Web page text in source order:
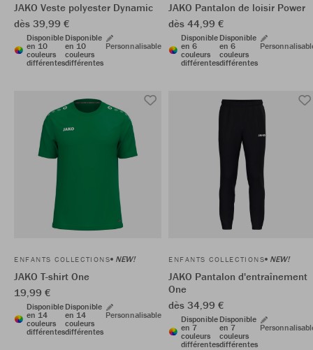
JAKO Veste polyester Dynamic
dès 39,99 €
Disponible
en 10
couleurs
différentes
Disponible
en 10
couleurs
différentes
Personnalisable
JAKO Pantalon de loisir Power
dès 44,99 €
Disponible
en 6
couleurs
différentes
Disponible
en 6
couleurs
différentes
ENFANTS COLLECTIONS NEW!
JAKO T-shirt One
19,99 €
Disponible
en 14
couleurs
différentes
Disponible
en 14
couleurs
différentes
Personnalisable
ENFANTS COLLECTIONS NEW!
JAKO Pantalon d'entraînement
One
dès 34,99 €
Disponible
en 7
couleurs
différentes
Disponible
en 7
couleurs
différentes